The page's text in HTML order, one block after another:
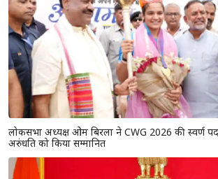
लोकसभा अध्यक्ष ओम बिरला ने CWG 2026 की स्वर्ण
अरुंधति को किया सम्मानित